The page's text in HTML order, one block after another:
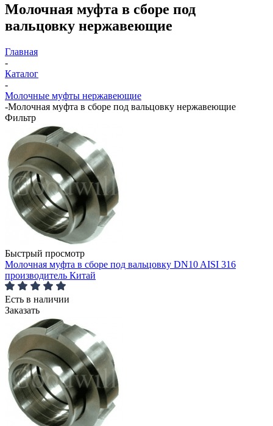
Молочная муфта в сборе под
вальцовку нержавеющие
Главная
-
Каталог
-
Молочные муфты нержавеющие
-Молочная муфта в сборе под вальцовку нержавеющие
Фильтр
Быстрый просмотр
Молочная муфта в сборе под вальцовку DN10 AISI 316
производитель Китай
Есть в наличии
Заказать